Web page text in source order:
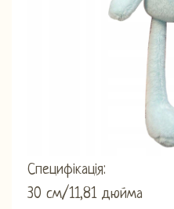
Специфікація:
30 см/11,81 дюйма